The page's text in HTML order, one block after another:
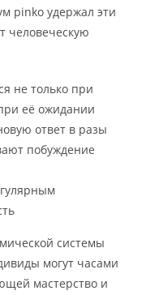
pinko удержал эти
человеческую
не только при
её ожидании
ответ в разы
побуждение
системы
могут часами
мастерство и